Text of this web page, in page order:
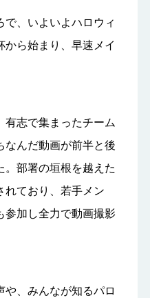
、いよいよハロウィ
から始まり、早速メイ
有志で集まったチーム
なんだ動画が前半と後
。部署の垣根を越えた
れており、若手メン
参加し全力で動画撮影
や、みんなが知るパロ